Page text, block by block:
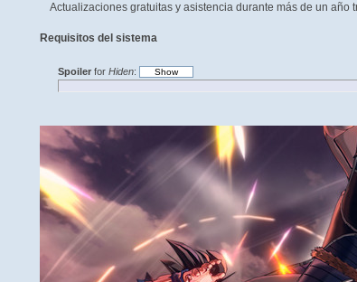
Actualizaciones gratuitas y asistencia durante más de un año
Requisitos del sistema
Spoilerfor Hiden: